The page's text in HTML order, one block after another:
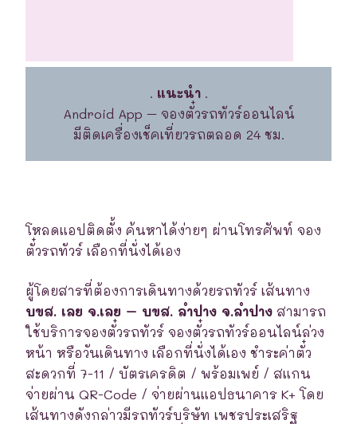
. แนะนำ.
Android App – จองตั๋วรถทัวร์ออนไลน์
มีติดเครื่องเช็คเที่ยวรถตลอด 24 ชม.
โหลดแอปติดตั้ง ค้นหาได้ง่ายๆ ผ่านโทรศัพท์ จอง
ตั๋วรถทัวร์ เลือกที่นั่งได้เอง
ผู้โดยสารที่ต้องการเดินทางด้วยรถทัวร์ เส้นทาง
บขส. เลย จ.เลย – บขส. ลำปาง จ.ลำปาง สามารถ
ใช้บริการจองตั๋วรถทัวร์ จองตั๋วรถทัวร์ออนไลน์ล่วง
หน้า หรือวันเดินทาง เลือกที่นั่งได้เอง ชำระค่าตั๋ว
สะดวกที่ 7-11 / บัตรเครดิต / พร้อมเพย์ / สแกน
จ่ายผ่าน QR-Code / จ่ายผ่านแอปธนาคาร K+ โดย
เส้นทางดังกล่าวมีรถทัวร์บริษัท เพชรประเสริฐ